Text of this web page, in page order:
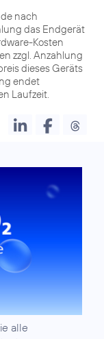
nach
das Endgerät
Kosten
zzgl. Anzahlung
dieses Geräts
endet
Laufzeit.
alle